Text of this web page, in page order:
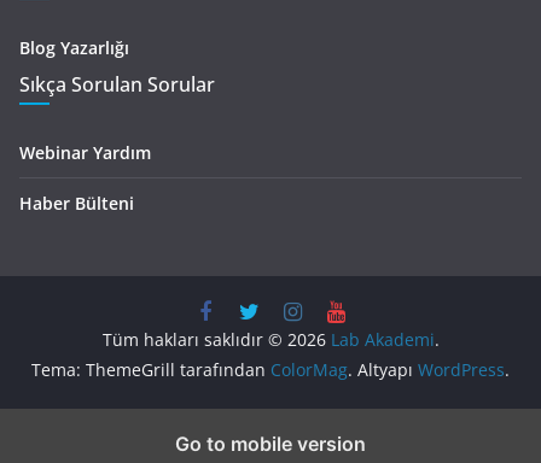
Blog Yazarlığı
Sıkça Sorulan Sorular
Webinar Yardım
Haber Bülteni
Tüm hakları saklıdır © 2026 Lab Akademi.
Tema: ThemeGrill tarafından ColorMag. Altyapı WordPress.
Go to mobile version